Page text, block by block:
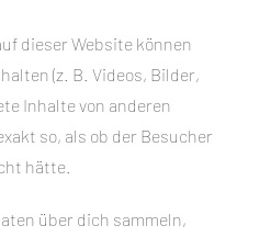
dieser Website können
(z. B. Videos, Bilder,
Inhalte von anderen
so, als ob der Besucher
hätte.
über dich sammeln,